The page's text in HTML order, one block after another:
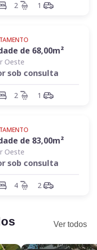
2 1
de 68,00m²
Oeste
sob consulta
2 1
de 83,00m²
Oeste
sob consulta
4 2
Ver todos